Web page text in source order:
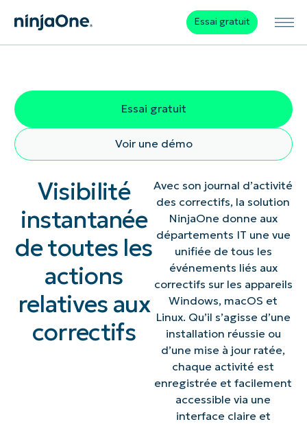
Essai gratuit
Essai gratuit
Voir une démo
Visibilité
instantanée
de toutes les
actions
relatives aux
correctifs
Avec son journal d’activité
des correctifs, la solution
NinjaOne donne aux
départements IT une vue
unifiée de tous les
événements liés aux
correctifs sur les appareils
Windows, macOS et
Linux. Qu’il s’agisse d’une
installation réussie ou
d’une mise à jour ratée,
chaque activité est
enregistrée et facilement
accessible via une
interface claire et